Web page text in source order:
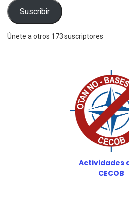
electrónico
Suscribir
Únete a otros 173 suscriptores
Actividades
CECOB